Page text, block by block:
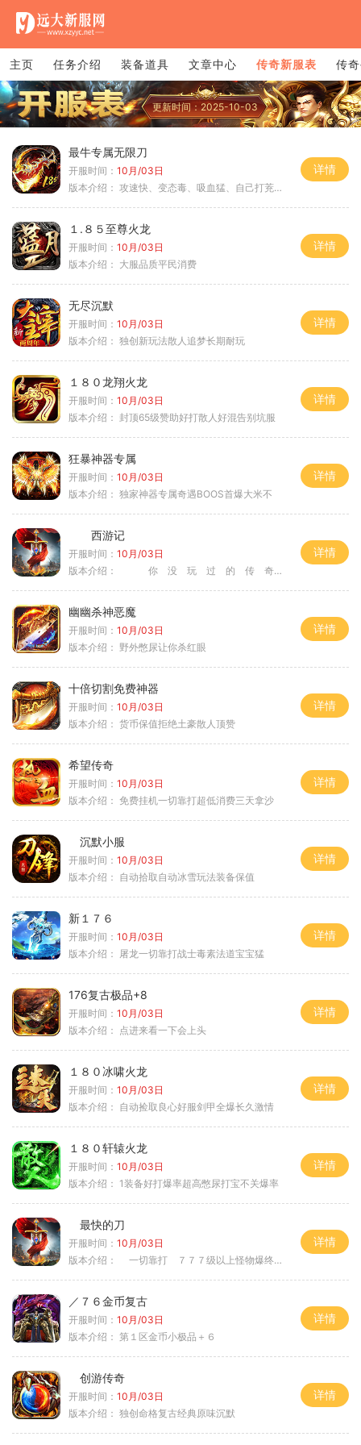
主页 任务介绍 装备道具 文章中心 传奇新服表 传
更新时间：2025-10-03
最牛专属无限刀
开服时间： 10月/03日
版本介绍： 攻速快、变态毒、吸血猛、自己打茺值玩
详情
１.８５至尊火龙
开服时间： 10月/03日
版本介绍： 大服品质平民消费
详情
无尽沉默
开服时间： 10月/03日
版本介绍： 独创新玩法散人追梦长期耐玩
详情
１８０龙翔火龙
开服时间： 10月/03日
版本介绍： 封顶65级赞助好打散人好混告别坑服
详情
狂暴神器专属
开服时间： 10月/03日
版本介绍： 独家神器专属奇遇BOOS首爆大米不
详情
西游记
开服时间： 10月/03日
版本介绍：
你 没 玩 过 的 传 奇
详情
幽幽杀神恶魔
开服时间： 10月/03日
版本介绍： 野外憋尿让你杀红眼
详情
十倍切割免费神器
开服时间： 10月/03日
版本介绍： 货币保值拒绝土豪散人顶赞
详情
希望传奇
开服时间： 10月/03日
版本介绍： 免费挂机一切靠打超低消费三天拿沙
详情
沉默小服
开服时间： 10月/03日
版本介绍： 自动拾取自动冰雪玩法装备保值
详情
新１７６
开服时间： 10月/03日
版本介绍： 屠龙一切靠打战士毒素法道宝宝猛
详情
176复古极品+8
开服时间： 10月/03日
版本介绍： 点进来看一下会上头
详情
１８０冰啸火龙
开服时间： 10月/03日
版本介绍： 自动捡取良心好服剑甲全爆长久激情
详情
１８０轩辕火龙
开服时间： 10月/03日
版本介绍： 1装备好打爆率超高憋尿打宝不关爆率
详情
最快的刀
开服时间： 10月/03日
版本介绍：
一切靠打 ７７７级以上怪物爆终极
详情
／７６金币复古
开服时间： 10月/03日
版本介绍： 第１区金币小极品＋６
详情
创游传奇
开服时间： 10月/03日
版本介绍： 独创命格复古经典原味沉默
详情